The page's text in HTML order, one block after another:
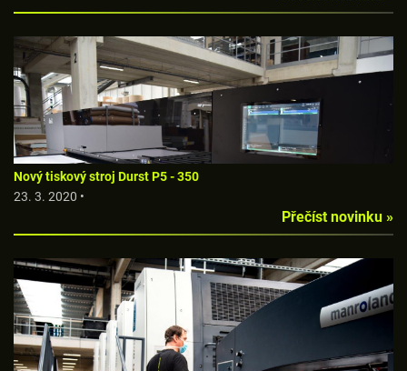
Nový tiskový stroj Durst P5 - 350
23. 3. 2020 •
Přečíst novinku »